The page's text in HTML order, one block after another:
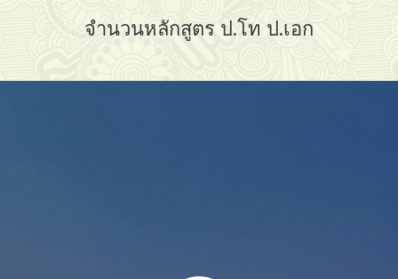
จำนวนหลักสูตร ป.โท ป.เอก